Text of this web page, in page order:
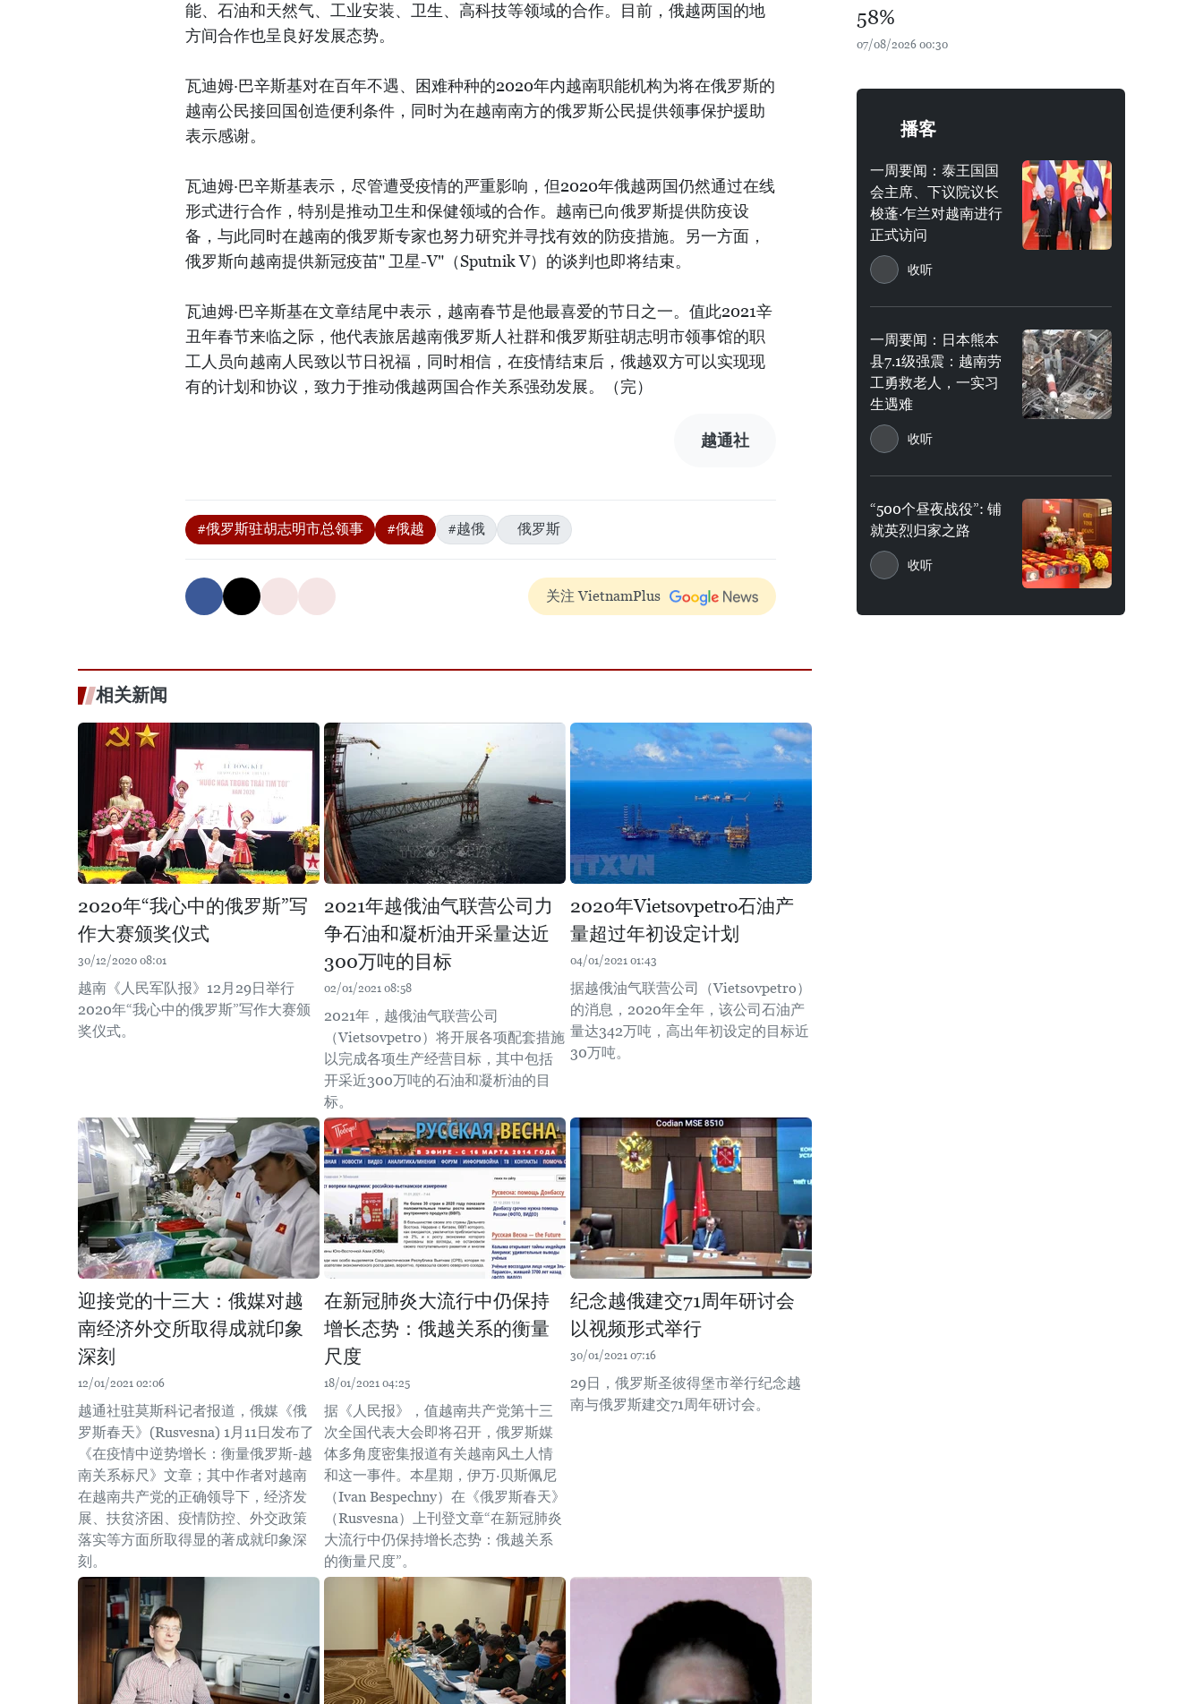
能、石油和天然气、工业安装、卫生、高科技等领域的合作。目前，俄越两国的地
方间合作也呈良好发展态势。
瓦迪姆·巴辛斯基对在百年不遇、困难种种的2020年内越南职能机构为将在俄罗斯的
越南公民接回国创造便利条件，同时为在越南南方的俄罗斯公民提供领事保护援助
表示感谢。
瓦迪姆·巴辛斯基表示，尽管遭受疫情的严重影响，但2020年俄越两国仍然通过在线
形式进行合作，特别是推动卫生和保健领域的合作。越南已向俄罗斯提供防疫设
备，与此同时在越南的俄罗斯专家也努力研究并寻找有效的防疫措施。另一方面，
俄罗斯向越南提供新冠疫苗" 卫星-V"（Sputnik V）的谈判也即将结束。
瓦迪姆·巴辛斯基在文章结尾中表示，越南春节是他最喜爱的节日之一。值此2021辛
丑年春节来临之际，他代表旅居越南俄罗斯人社群和俄罗斯驻胡志明市领事馆的职
工人员向越南人民致以节日祝福，同时相信，在疫情结束后，俄越双方可以实现现
有的计划和协议，致力于推动俄越两国合作关系强劲发展。（完）
越通社
#俄罗斯驻胡志明市总领事 #俄越 #越俄 俄罗斯
关注 VietnamPlus
相关新闻
2020年“我心中的俄罗斯”写
作大赛颁奖仪式
30/12/2020 08:01
越南《人民军队报》12月29日举行
2020年“我心中的俄罗斯”写作大赛颁
奖仪式。
2021年越俄油气联营公司力
争石油和凝析油开采量达近
300万吨的目标
02/01/2021 08:58
2021年，越俄油气联营公司
（Vietsovpetro）将开展各项配套措施
以完成各项生产经营目标，其中包括
开采近300万吨的石油和凝析油的目
标。
2020年Vietsovpetro石油产
量超过年初设定计划
04/01/2021 01:43
据越俄油气联营公司（Vietsovpetro）
的消息，2020年全年，该公司石油产
量达342万吨，高出年初设定的目标近
30万吨。
迎接党的十三大：俄媒对越
南经济外交所取得成就印象
深刻
12/01/2021 02:06
越通社驻莫斯科记者报道，俄媒《俄
罗斯春天》(Rusvesna) 1月11日发布了
《在疫情中逆势增长：衡量俄罗斯-越
南关系标尺》文章；其中作者对越南
在越南共产党的正确领导下，经济发
展、扶贫济困、疫情防控、外交政策
落实等方面所取得显的著成就印象深
刻。
在新冠肺炎大流行中仍保持
增长态势：俄越关系的衡量
尺度
18/01/2021 04:25
据《人民报》，值越南共产党第十三
次全国代表大会即将召开，俄罗斯媒
体多角度密集报道有关越南风土人情
和这一事件。本星期，伊万·贝斯佩尼
（Ivan Bespechny）在《俄罗斯春天》
（Rusvesna）上刊登文章“在新冠肺炎
大流行中仍保持增长态势：俄越关系
的衡量尺度”。
纪念越俄建交71周年研讨会
以视频形式举行
30/01/2021 07:16
29日，俄罗斯圣彼得堡市举行纪念越
南与俄罗斯建交71周年研讨会。
58%
07/08/2026 00:30
播客
一周要闻：泰王国国
会主席、下议院议长
梭蓬·乍兰对越南进行
正式访问
收听
一周要闻：日本熊本
县7.1级强震：越南劳
工勇救老人，一实习
生遇难
收听
“500个昼夜战役”: 铺
就英烈归家之路
收听